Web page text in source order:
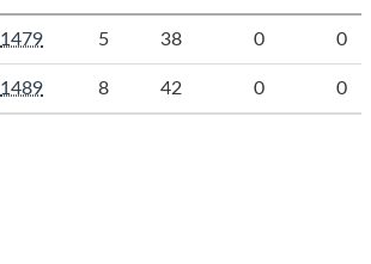
1479 5 38 0 0
1489 8 42 0 0